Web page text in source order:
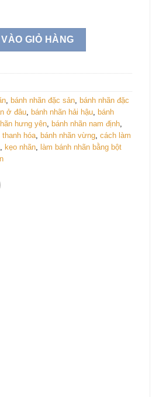
Kẹo nhãn nam định . số lượng
GIỎ HÀNG
, bánh nhãn đặc sản, bánh nhãn đặc
ở đâu, bánh nhãn hải hậu, bánh
hưng yên, bánh nhãn nam định,
thanh hóa, bánh nhãn vừng, cách làm
, kẹo nhãn, làm bánh nhãn bằng bột